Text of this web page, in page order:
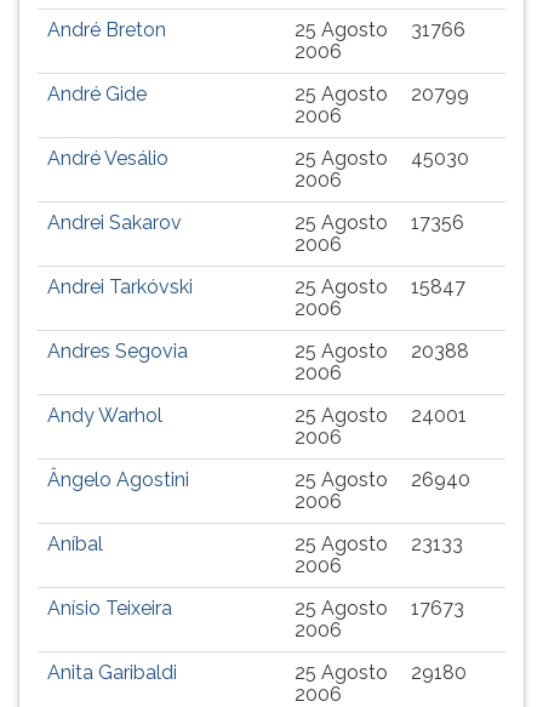
André Breton
25 Agosto
2006
31766
André Gide
25 Agosto
2006
20799
André Vesálio
25 Agosto
2006
45030
Andrei Sakarov
25 Agosto
2006
17356
Andrei Tarkóvski
25 Agosto
2006
15847
Andres Segovia
25 Agosto
2006
20388
Andy Warhol
25 Agosto
2006
24001
Ângelo Agostini
25 Agosto
2006
26940
Aníbal
25 Agosto
2006
23133
Anísio Teixeira
25 Agosto
2006
17673
Anita Garibaldi
25 Agosto
2006
29180